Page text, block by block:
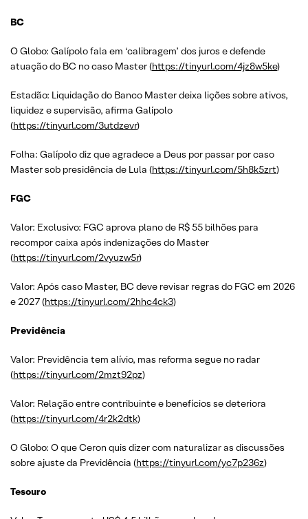
BC
O Globo: Galípolo fala em ‘calibragem’ dos juros e defende
atuação do BC no caso Master (https://tinyurl.com/4jz8w5ke)
Estadão: Liquidação do Banco Master deixa lições sobre ativos,
liquidez e supervisão, afirma Galípolo
(https://tinyurl.com/3utdzevr)
Folha: Galípolo diz que agradece a Deus por passar por caso
Master sob presidência de Lula (https://tinyurl.com/5h8k5zrt)
FGC
Valor: Exclusivo: FGC aprova plano de R$ 55 bilhões para
recompor caixa após indenizações do Master
(https://tinyurl.com/2vyuzw5r)
Valor: Após caso Master, BC deve revisar regras do FGC em 2026
e 2027 (https://tinyurl.com/2hhc4ck3)
Previdência
Valor: Previdência tem alívio, mas reforma segue no radar
(https://tinyurl.com/2mzt92pz)
Valor: Relação entre contribuinte e benefícios se deteriora
(https://tinyurl.com/4r2k2dtk)
O Globo: O que Ceron quis dizer com naturalizar as discussões
sobre ajuste da Previdência (https://tinyurl.com/yc7p236z)
Tesouro